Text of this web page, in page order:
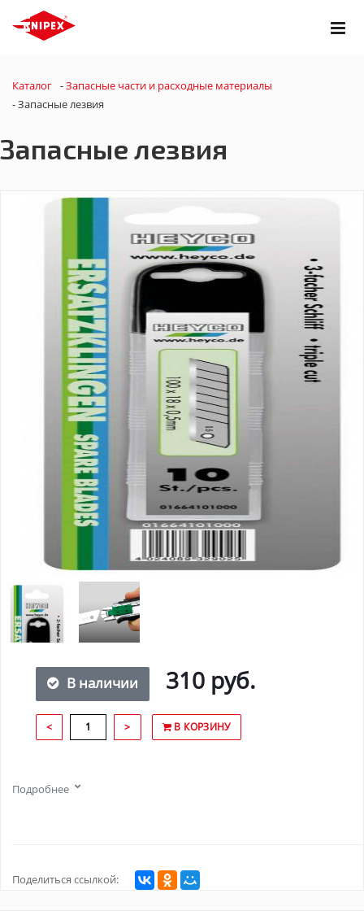
Каталог -Запасные части и расходные материалы
-Запасные лезвия
Запасные лезвия
В наличии 310 руб.
< > В КОРЗИНУ
Подробнее
Поделиться ссылкой: